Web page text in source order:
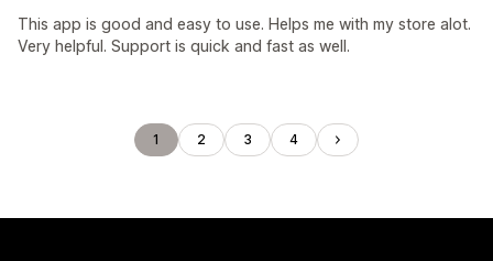
This app is good and easy to use. Helps me with my store alot.
Very helpful. Support is quick and fast as well.
1 2 3 4